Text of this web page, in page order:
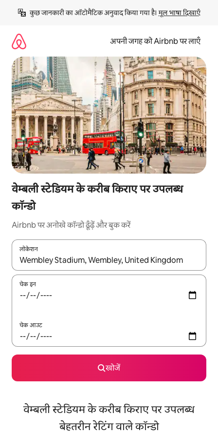
छोड़कर
कॉन्टेंट
कुछ जानकारी का ऑटोमैटिक अनुवाद किया गया है। मूल भाषा दिखाएँ
अपनी जगह को Airbnb पर लाएँ
वेम्बली स्टेडियम के करीब किराए पर उपलब्ध
कॉन्डो
Airbnb पर अनोखे कॉन्डो ढूँढ़ें और बुक करें
लोकेशन
नतीजों के उपलब्ध होने पर, अप और डाउन 'ऐरो की' का इस्तेमाल करके नेविगेट
चेक इन
चेक आउट
खोजें
वेम्बली स्टेडियम के करीब किराए पर उपलब्ध
बेहतरीन रेटिंग वाले कॉन्डो